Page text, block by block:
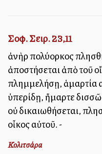
Σοφ. Σειρ. 23,11
ἀνὴρ πολύορκος
ἀποστήσεται ἀπὸ τοῦ
πλημμελήσῃ, ἁμαρτία
ὑπερίδῃ, ἥμαρτε
οὐ δικαιωθήσεται,
οἶκος αὐτοῦ. -
Κολιτσάρα